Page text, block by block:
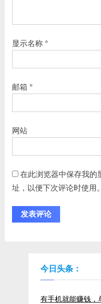
显示名称 *
邮箱 *
网站
在此浏览器中保存我的
址，以便下次评论时使用。
今日头条：
有手机就能赚钱